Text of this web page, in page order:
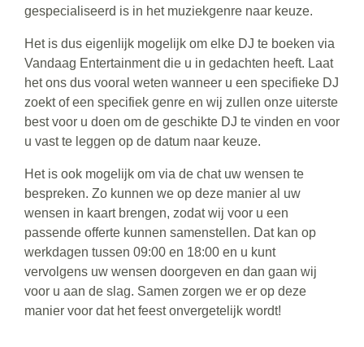
gespecialiseerd is in het muziekgenre naar keuze.
Het is dus eigenlijk mogelijk om elke DJ te boeken via
Vandaag Entertainment die u in gedachten heeft. Laat
het ons dus vooral weten wanneer u een specifieke DJ
zoekt of een specifiek genre en wij zullen onze uiterste
best voor u doen om de geschikte DJ te vinden en voor
u vast te leggen op de datum naar keuze.
Het is ook mogelijk om via de chat uw wensen te
bespreken. Zo kunnen we op deze manier al uw
wensen in kaart brengen, zodat wij voor u een
passende offerte kunnen samenstellen. Dat kan op
werkdagen tussen 09:00 en 18:00 en u kunt
vervolgens uw wensen doorgeven en dan gaan wij
voor u aan de slag. Samen zorgen we er op deze
manier voor dat het feest onvergetelijk wordt!